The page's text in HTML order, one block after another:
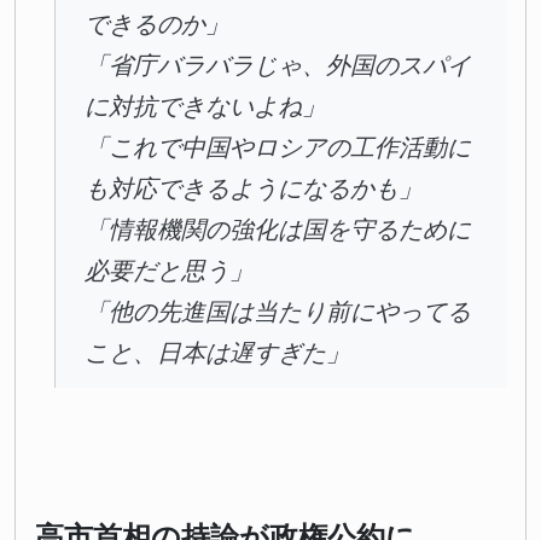
できるのか」
「省庁バラバラじゃ、外国のスパイ
に対抗できないよね」
「これで中国やロシアの工作活動に
も対応できるようになるかも」
「情報機関の強化は国を守るために
必要だと思う」
「他の先進国は当たり前にやってる
こと、日本は遅すぎた」